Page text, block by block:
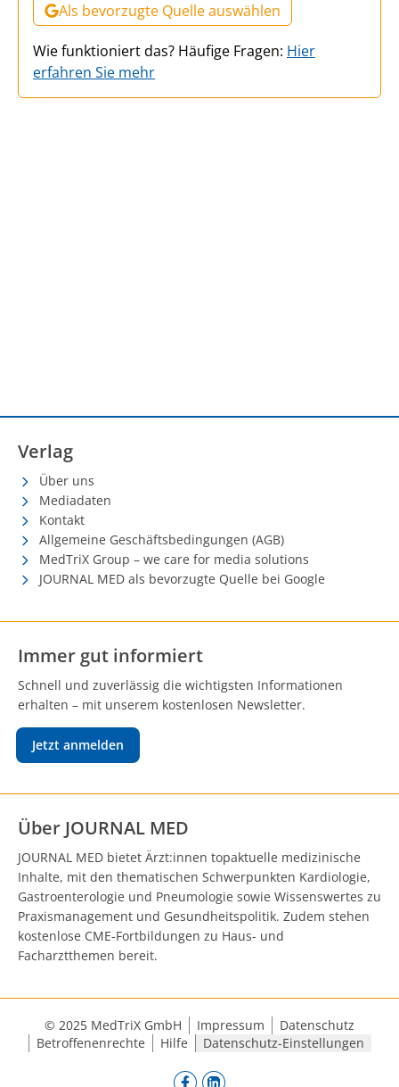
Als bevorzugte Quelle auswählen
Wie funktioniert das? Häufige Fragen: Hier
erfahren Sie mehr
Verlag
Über uns
Mediadaten
Kontakt
Allgemeine Geschäftsbedingungen (AGB)
MedTriX Group – we care for media solutions
JOURNAL MED als bevorzugte Quelle bei Google
Immer gut informiert
Schnell und zuverlässig die wichtigsten Informationen
erhalten – mit unserem kostenlosen Newsletter.
Jetzt anmelden
Über JOURNAL MED
JOURNAL MED bietet Ärzt:innen topaktuelle medizinische
Inhalte, mit den thematischen Schwerpunkten Kardiologie,
Gastroenterologie und Pneumologie sowie Wissenswertes zu
Praxismanagement und Gesundheitspolitik. Zudem stehen
kostenlose CME-Fortbildungen zu Haus- und
Facharztthemen bereit.
© 2025 MedTriX GmbH Impressum
Datenschutz
Betroffenenrechte
Hilfe Datenschutz-Einstellungen